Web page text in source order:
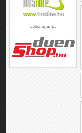
webshopunk :